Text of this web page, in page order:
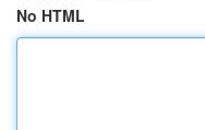
No HTML